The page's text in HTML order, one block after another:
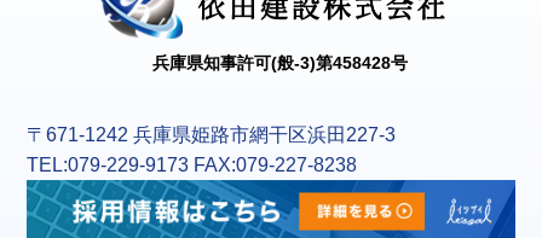
兵庫県知事許可(般-3)第458428号
〒671-1242 兵庫県姫路市網干区浜田227-3
TEL:079-229-9173 FAX:079-227-8238